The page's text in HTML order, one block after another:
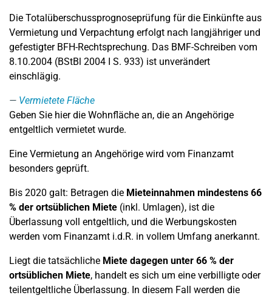
Die Totalüberschussprognoseprüfung für die Einkünfte aus
Vermietung und Verpachtung erfolgt nach langjähriger und
gefestigter BFH-Rechtsprechung. Das BMF-Schreiben vom
8.10.2004 (BStBl 2004 I S. 933) ist unverändert
einschlägig.
Vermietete Fläche
Geben Sie hier die Wohnfläche an, die an Angehörige
entgeltlich vermietet wurde.
Eine Vermietung an Angehörige wird vom Finanzamt
besonders geprüft.
Bis 2020 galt: Betragen die Mieteinnahmen mindestens 66
% der ortsüblichen Miete (inkl. Umlagen), ist die
Überlassung voll entgeltlich, und die Werbungskosten
werden vom Finanzamt i.d.R. in vollem Umfang anerkannt.
Liegt die tatsächliche Miete dagegen unter 66 % der
ortsüblichen Miete, handelt es sich um eine verbilligte oder
teilentgeltliche Überlassung. In diesem Fall werden die